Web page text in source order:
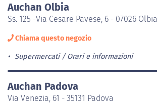
Auchan Olbia
Ss. 125 -Via Cesare Pavese, 6 - 07026 Olbia
Chiama questo negozio
Supermercati Orari e informazioni
Auchan Padova
Via Venezia, 61 - 35131 Padova